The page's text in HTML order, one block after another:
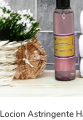
Locion Astringente